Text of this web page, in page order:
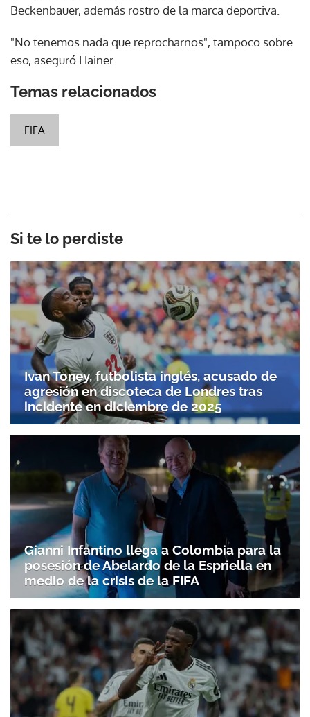
Beckenbauer, además rostro de la marca deportiva.
"No tenemos nada que reprocharnos", tampoco sobre
eso, aseguró Hainer.
Temas relacionados
FIFA
Si te lo perdiste
Ivan Toney, futbolista inglés, acusado de
agresión en discoteca de Londres tras
incidente en diciembre de 2025
Gianni Infantino llega a Colombia para la
posesión de Abelardo de la Espriella en
medio de la crisis de la FIFA